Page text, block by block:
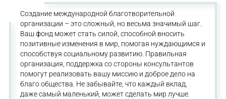
Создание международной благотворительной
организации – это сложный, но весьма значимый шаг.
Ваш фонд может стать силой, способной вносить
позитивные изменения в мир, помогая нуждающимся и
способствуя социальному развитию. Правильная
организация, поддержка со стороны консультантов
помогут реализовать вашу миссию и доброе дело на
благо общества. Не забывайте, что каждый вклад,
даже самый маленький, может сделать мир лучше.